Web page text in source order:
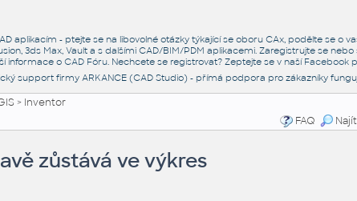
aplikacím - ptejte se na libovolné otázky týkající se oboru CAx, podělte se o
3ds Max, Vault a s dalšími CAD/BIM/PDM aplikacemi. Zaregistrujte se
informace o CAD Fóru. Nechcete se registrovat? Zeptejte se v naší Facebook
support firmy ARKANCE (CAD Studio) - přímá podpora pro zákazníky
> Inventor
FAQ
Najít
zůstává ve výkres